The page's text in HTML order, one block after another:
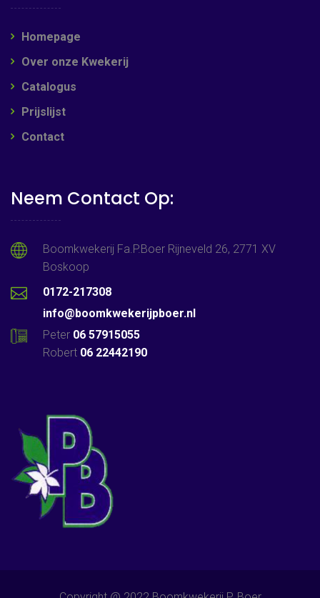
Homepage
Over onze Kwekerij
Catalogus
Prijslijst
Contact
Neem Contact Op:
Boomkwekerij Fa.P.Boer Rijneveld 26, 2771 XV
Boskoop
0172-217308
info@boomkwekerijpboer.nl
Peter 06 57915055
Robert 06 22442190